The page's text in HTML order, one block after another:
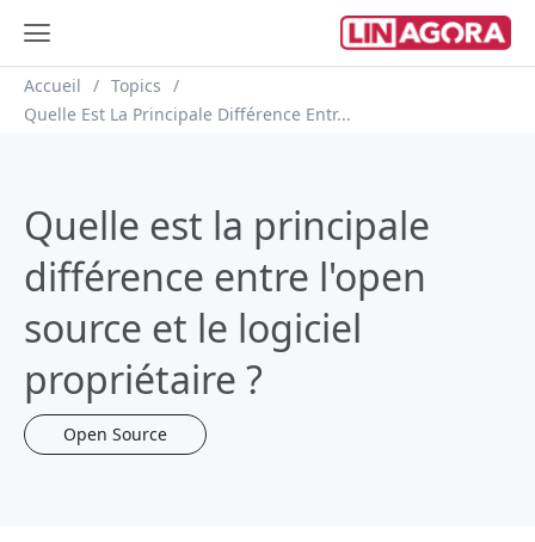
Fil d'Ariane
Accueil
Topics
Quelle Est La Principale Différence Entr...
Quelle est la principale
différence entre l'open
source et le logiciel
propriétaire ?
Open Source